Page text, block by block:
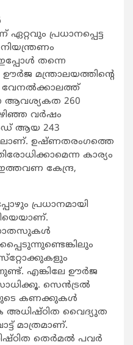
പ്രധാനപ്പെട്ട
തന്നെ
മന്ത്രാലയത്തിന്റെ
ആവശ്യകത 260
വര്‍ഷം
ആയ 243
ഉഷ്ണതരംഗത്തെ
കാര്യം
കേന്ദ്ര,
പ്രധാനമായി
ങ്കിലും
എങ്കിലേ ഊര്‍ജ
സെന്‍ട്രല്‍
കണക്കുകള്‍
അധിഷ്ഠിത വൈദ്യുത
മാത്രമാണ്.
തെര്‍മല്‍ പവര്‍